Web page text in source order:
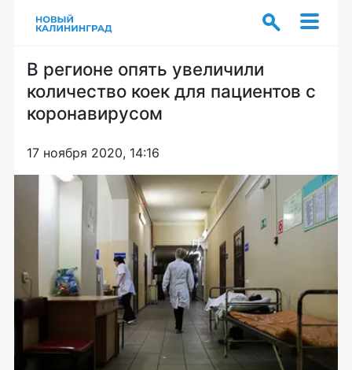
В регионе опять увеличили
количество коек для пациентов с
коронавирусом
17 ноября 2020, 14:16